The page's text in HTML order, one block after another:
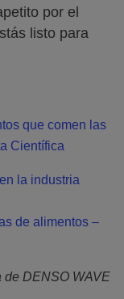
por el
listo para
que comen las
Científica
la industria
de alimentos –
de DENSO WAVE